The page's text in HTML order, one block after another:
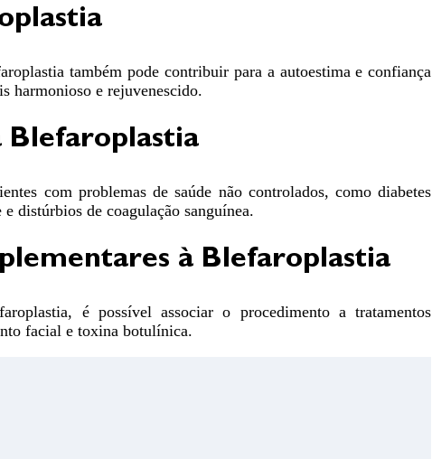
também pode contribuir para a autoestima e confiança
harmonioso e rejuvenescido.
Blefaroplastia
com problemas de saúde não controlados, como diabetes
distúrbios de coagulação sanguínea.
à Blefaroplastia
é possível associar o procedimento a tratamentos
facial e toxina botulínica.